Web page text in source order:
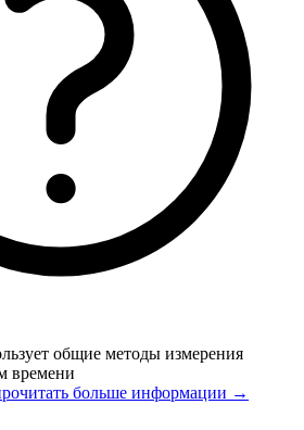
общие методы измерения
времени
больше информации →